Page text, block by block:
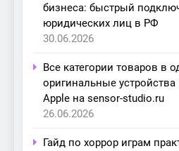
бизнеса: быстрый
юридических лиц в РФ
30.06.2026
Все категории товаров в
оригинальные устройства
Apple на sensor-studio.ru
26.06.2026
Гайд по хоррор играм